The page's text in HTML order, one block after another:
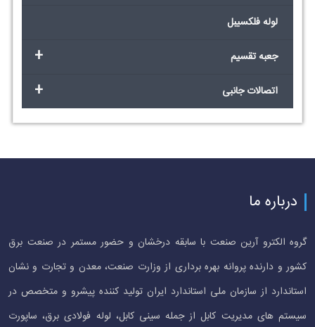
لوله فلکسیبل
+ جعبه تقسیم
+ اتصالات جانبی
درباره ما
گروه الکترو آرین صنعت با سابقه درخشان و حضور مستمر در صنعت برق
کشور و دارنده پروانه بهره برداری از وزارت صنعت، معدن و تجارت و نشان
استاندارد از سازمان ملی استاندارد ایران تولید کننده پیشرو و متخصص در
سیستم های مدیریت کابل از جمله سینی کابل، لوله فولادی برق، ساپورت